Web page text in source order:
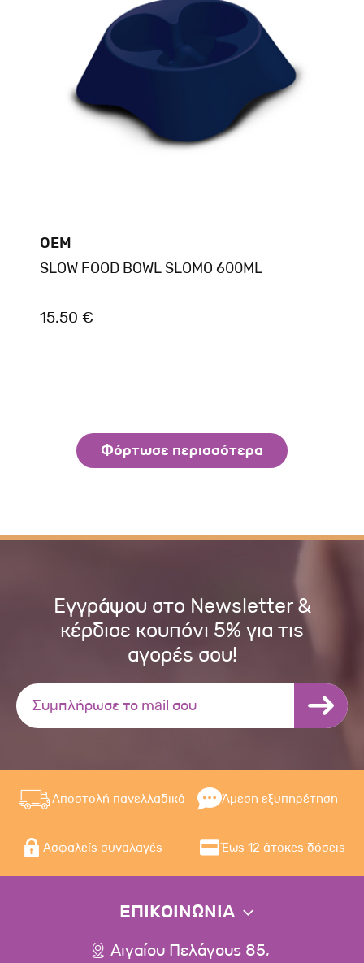
OEM
SLOW FOOD BOWL SLOMO 600ML
15.50 €
Φόρτωσε περισσότερα
Εγγράψου στο Newsletter &
κέρδισε κουπόνι 5% για τις
αγορές σου!
Αποστολή πανελλαδικά Άμεση εξυπηρέτηση
Ασφαλείς συναλαγές Έως 12 άτοκες δόσεις
ΕΠΙΚΟΙΝΩΝΙΑ
Αιγαίου Πελάγους 85,